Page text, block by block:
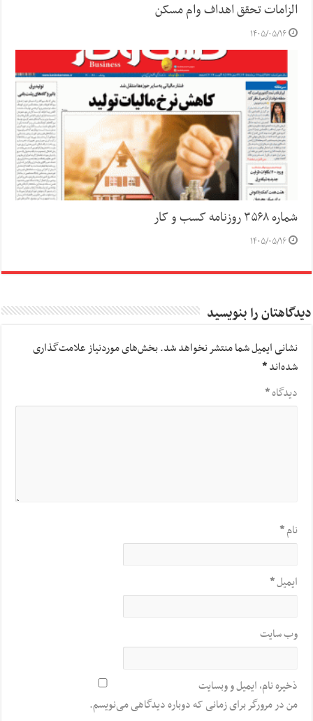
الزامات تحقق اهداف وام مسکن
۱۴۰۵/۰۵/۱۶
شماره ۳۵۶۸ روزنامه کسب و کار
۱۴۰۵/۰۵/۱۶
دیدگاهتان را بنویسید
نشانی ایمیل شما منتشر نخواهد شد.بخش‌های موردنیاز علامت‌گذاری
شده‌اند*
دیدگاه*
نام*
ایمیل*
وب‌ سایت
ذخیره نام، ایمیل و وبسایت
من در مرورگر برای زمانی که دوباره دیدگاهی می‌نویسم.